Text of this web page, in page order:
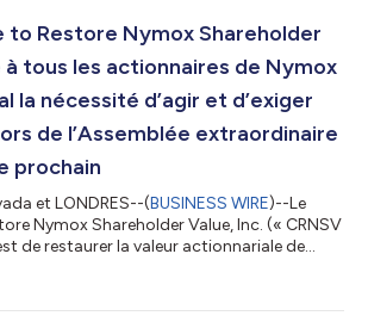
extraordinaire »), qu’elle a
conformém...
Restore Nymox Shareholder
tous les actionnaires de Nymox
la nécessité d’agir et d’exiger
de l’Assemblée extraordinaire
prochain
et LONDRES--(BUSINESS WIRE)--Le
Nymox Shareholder Value, Inc. (« CRNSV
de restaurer la valeur actionnariale de
de Nymox, leur rappelant